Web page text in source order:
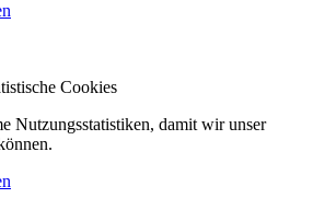
Cookies
Nutzungsstatistiken, damit wir unser